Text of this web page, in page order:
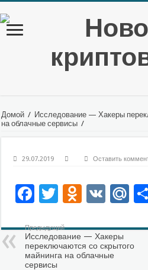
Домой / Исследование — Хакеры
на облачные сервисы /
29.07.2019 Оставить
Facebook
Twitter
VK
Предыдущий
Исследование — Хакеры
переключаются со скрытого
майнинга на облачные
сервисы